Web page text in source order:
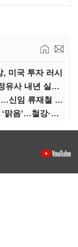
미국 투자 러시
정제마진 회복에 PX 반등까지…정유사 내년 실적 기대
LG전자, 19일 전사 확대경영회의…신임 류재철 사장 주관
내년 산업 기상도…“반도체·디플 ‘맑음’…철강·석화 ‘흐림’”